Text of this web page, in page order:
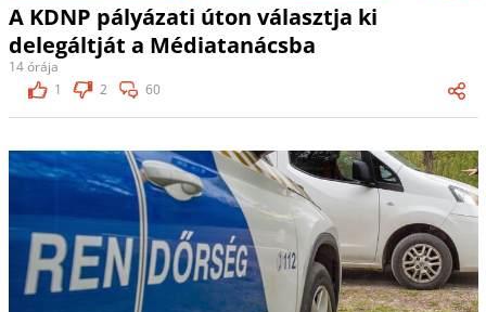
A KDNP pályázati úton választja ki
delegáltját a Médiatanácsba
14 órája
1
2 60